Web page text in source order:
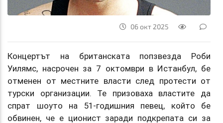
06 окт 2025
Концертът на британската попзвезда Роби
Уилямс, насрочен за 7 октомври в Истанбул, бе
отменен от местните власти след протести от
турски организации. Те призоваха властите да
спрат шоуто на 51-годишния певец, който бе
обвинен, че е ционист заради подкрепата си за